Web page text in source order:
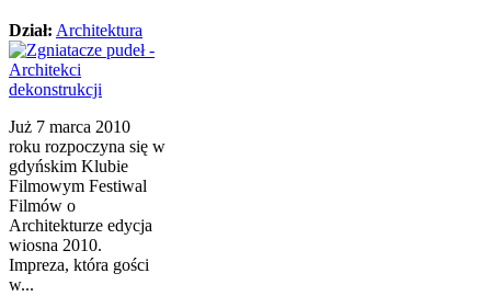
Dział: Architektura
Już 7 marca 2010
roku rozpoczyna się w
gdyńskim Klubie
Filmowym Festiwal
Filmów o
Architekturze edycja
wiosna 2010.
Impreza, która gości
w...